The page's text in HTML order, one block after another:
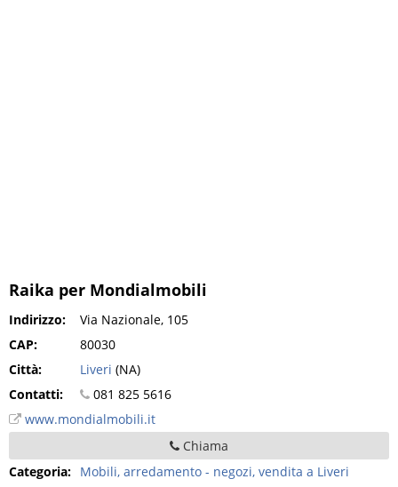
Raika per Mondialmobili
Indirizzo:
Via Nazionale, 105
CAP:
80030
Città:
Liveri (NA)
Contatti:
081 825 5616
www.mondialmobili.it
Chiama
Categoria: Mobili, arredamento - negozi, vendita a Liveri